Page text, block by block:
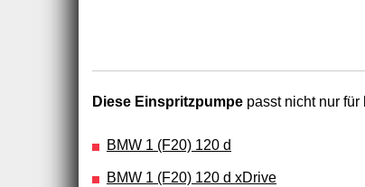
Diese Einspritzpumpe passt nicht nur für
BMW 1 (F20) 120 d
BMW 1 (F20) 120 d xDrive